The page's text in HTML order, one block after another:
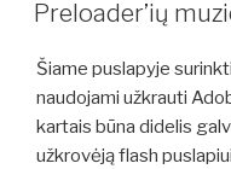
ON
Preloader’ių
Šiame puslapyje
naudojami užkrauti
kartais būna didelis
užkrovėją flash